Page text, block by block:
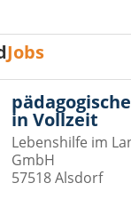
Jobs
in Vollzeit
Lebenshilfe im
GmbH
57518 Alsdorf